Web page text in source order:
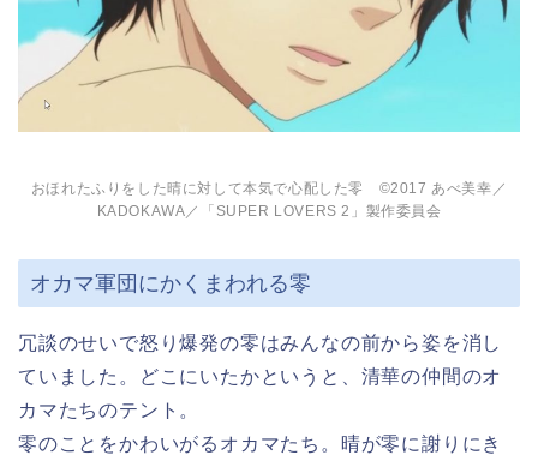
おほれたふりをした晴に対して本気で心配した零 ©2017 あべ美幸／
KADOKAWA／「SUPER LOVERS 2」製作委員会
オカマ軍団にかくまわれる零
冗談のせいで怒り爆発の零はみんなの前から姿を消し
ていました。どこにいたかというと、清華の仲間のオ
カマたちのテント。
零のことをかわいがるオカマたち。晴が零に謝りにき